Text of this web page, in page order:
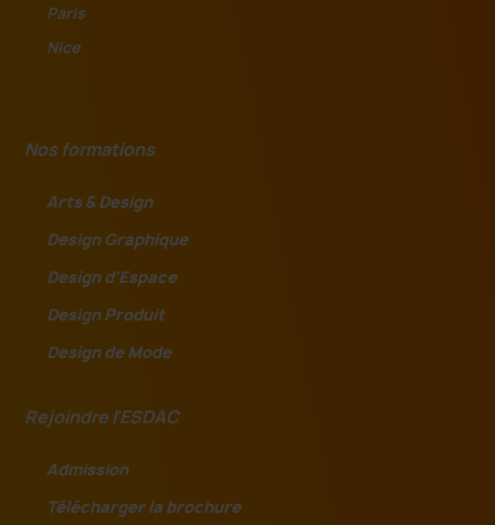
Paris
Nice
Nos formations
Arts & Design
Design Graphique
Design d'Espace
Design Produit
Design de Mode
Rejoindre l'ESDAC
Admission
Télécharger la brochure